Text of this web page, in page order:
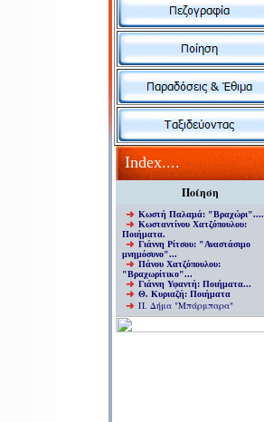
Index....
Ποίηση
Κωστή Παλαμά: "Βραχώρι"....
Κωσταντίνου Χατζόπουλου:
Ποιήματα.
Γιάννη Ρίτσου: "Αναστάσιμο
μνημόσυνο"...
Πάνου Χατζόπουλου:
"Βραχωρίτικο"...
Γιάννη Υφαντή: Ποιήματα...
Θ. Κυριαζή: Ποιήματα
Π. Δήμα "Μπάρμπαρα"